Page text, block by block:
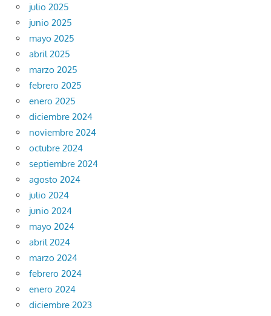
julio 2025
junio 2025
mayo 2025
abril 2025
marzo 2025
febrero 2025
enero 2025
diciembre 2024
noviembre 2024
octubre 2024
septiembre 2024
agosto 2024
julio 2024
junio 2024
mayo 2024
abril 2024
marzo 2024
febrero 2024
enero 2024
diciembre 2023